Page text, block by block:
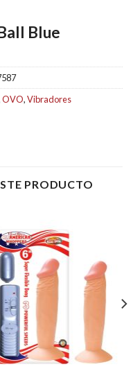
Blue
OVO,Vibradores
PRODUCTO